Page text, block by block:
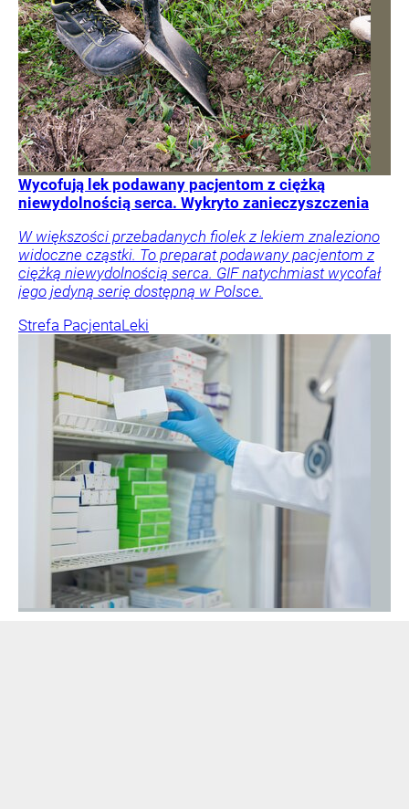
Wycofują lek podawany pacjentom z ciężką
niewydolnością serca. Wykryto zanieczyszczenia
W większości przebadanych fiolek z lekiem znaleziono
widoczne cząstki. To preparat podawany pacjentom z
ciężką niewydolnością serca. GIF natychmiast wycofał
jego jedyną serię dostępną w Polsce.
Strefa PacjentaLeki